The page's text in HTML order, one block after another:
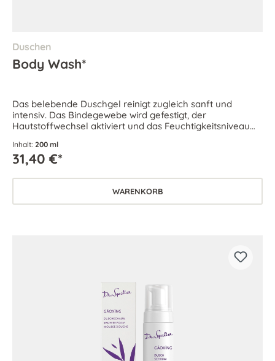
Duschen
Body Wash*
Das belebende Duschgel reinigt zugleich sanft und
intensiv. Das Bindegewebe wird gefestigt, der
Hautstoffwechsel aktiviert und das Feuchtigkeitsniveau
Inhalt: 200 ml
31,40 €*
WARENKORB